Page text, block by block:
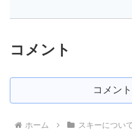
コメント
コメン
ホーム スキーについ